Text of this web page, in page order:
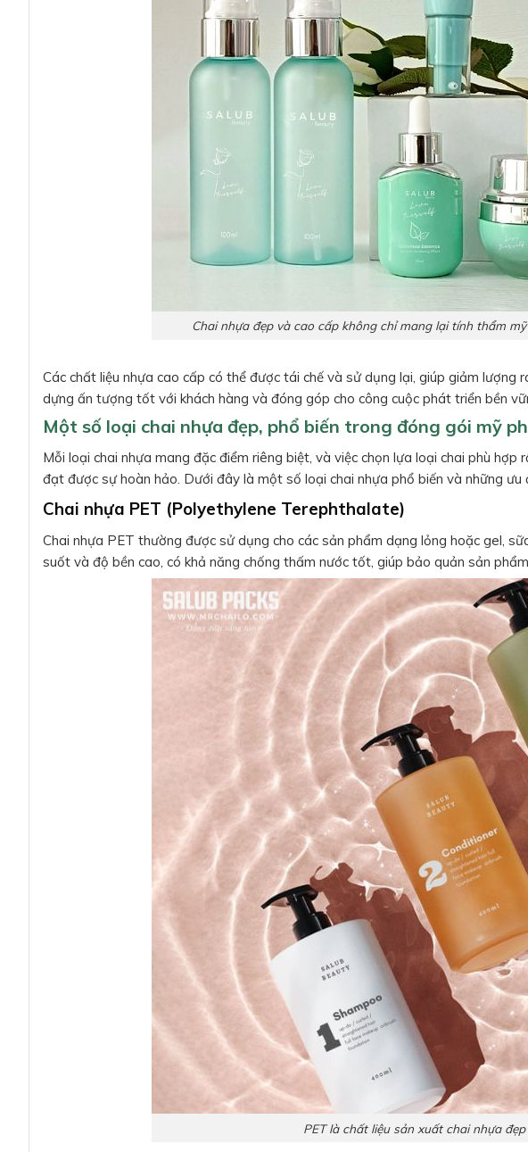
Chai nhựa đẹp và cao cấp không chỉ mang lại tính thẩm
Các chất liệu nhựa cao cấp có thể được tái chế và sử dụng lại, giúp giảm
dựng ấn tượng tốt với khách hàng và đóng góp cho công cuộc phát triển bền
Một số loại chai nhựa đẹp, phổ biến trong đóng gói mỹ
Mỗi loại chai nhựa mang đặc điểm riêng biệt, và việc chọn lựa loại chai phù
đạt được sự hoàn hảo. Dưới đây là một số loại chai nhựa phổ biến và những ưu
Chai nhựa PET (Polyethylene Terephthalate)
Chai nhựa PET thường được sử dụng cho các sản phẩm dạng lỏng hoặc gel,
suốt và độ bền cao, có khả năng chống thấm nước tốt, giúp bảo quản sản
PET là chất liệu sản xuất chai nhựa